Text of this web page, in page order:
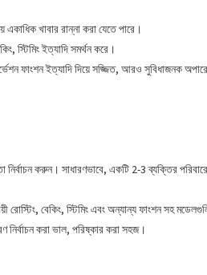
একাধিক খাবার রান্না করা যেতে পারে।
স্টিমিং ইত্যাদি সমর্থন করে।
ফাংশন ইত্যাদি দিয়ে সজ্জিত, আরও সুবিধাজনক
নির্বাচন করুন। সাধারণভাবে, একটি 2-3 ব্যক্তির
রোস্টিং, বেকিং, স্টিমিং এবং অন্যান্য ফাংশন সহ
নির্বাচন করা ভাল, পরিষ্কার করা সহজ।